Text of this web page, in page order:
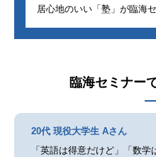
居心地のいい「塾」が臨海
臨海セミナー
20代 現役大学生 Aさん
「英語は得意だけど」「数学